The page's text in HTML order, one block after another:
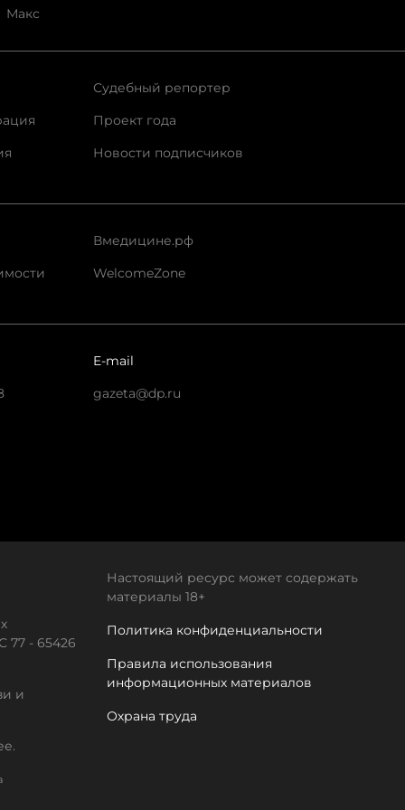
Макс
Судебный репортер
Проект года
Новости подписчиков
Вмедицине.рф
WelcomeZone
E-mail
gazeta@dp.ru
77 - 65426
и
Настоящий ресурс может содержать
материалы 18+
Политика конфиденциальности
Правила использования
информационных материалов
Охрана труда